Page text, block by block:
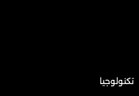
تكنولوجيا